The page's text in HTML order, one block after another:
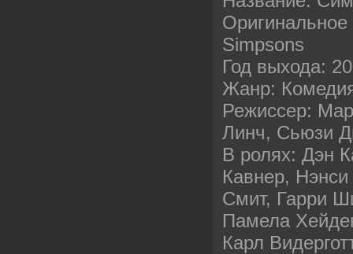
Simpsons
Год выхода:
Жанр:
Режиссер:
Линч, Сьюзи
В ролях: Дэн
Кавнер,
Смит, Гарри
Памела
Карл